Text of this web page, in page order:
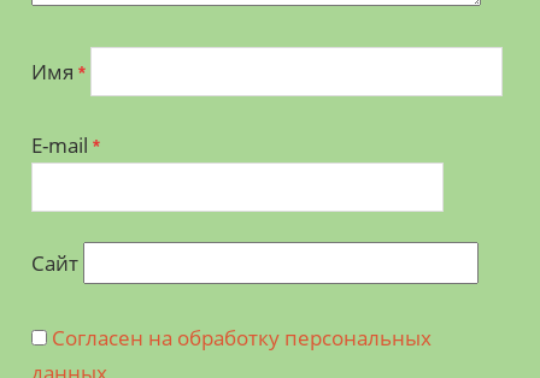
Имя *
E-mail *
Сайт
Согласен на обработку персональных